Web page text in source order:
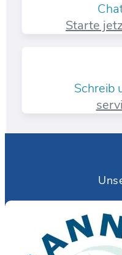
Starte
Schreib